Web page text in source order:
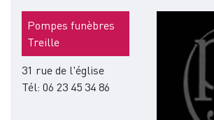
Pompes funèbres
Treille
31 rue de l'église
Tél: 06 23 45 34 86